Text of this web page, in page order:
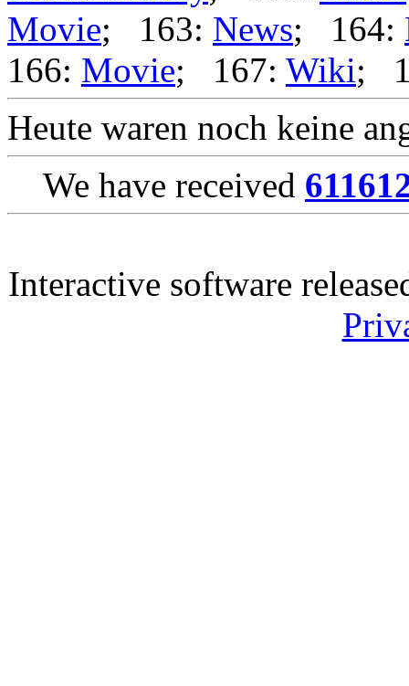
Movie; 163: News; 164:
166: Movie; 167: Wiki;
Heute waren noch keine
We have received
Interactive software